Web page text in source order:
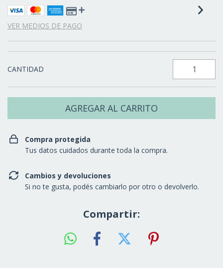
VER MEDIOS DE PAGO
CANTIDAD
Compra protegida
Tus datos cuidados durante toda la compra.
Cambios y devoluciones
Si no te gusta, podés cambiarlo por otro o devolverlo.
Compartir: